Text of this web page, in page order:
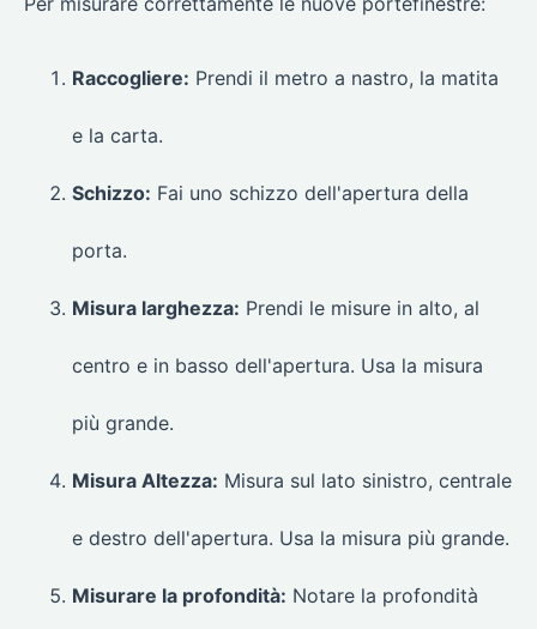
Raccogliere: Prendi il metro a nastro, la matita
e la carta.
Schizzo: Fai uno schizzo dell'apertura della
porta.
Misura larghezza: Prendi le misure in alto, al
centro e in basso dell'apertura. Usa la misura
più grande.
Misura Altezza: Misura sul lato sinistro, centrale
e destro dell'apertura. Usa la misura più grande.
Misurare la profondità: Notare la profondità